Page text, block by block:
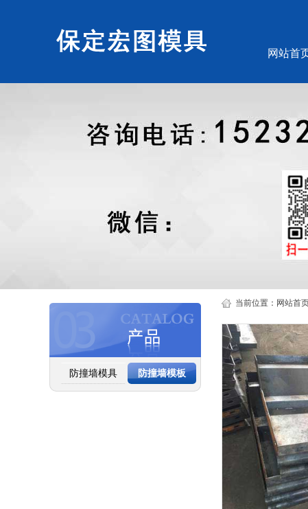
网站首
防撞墙模具 防撞墙模板
当前位置： 网站首